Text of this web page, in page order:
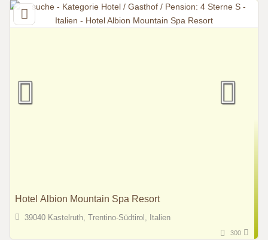
Hotel Albion Mountain Spa Resort
39040 Kastelruth, Trentino-Südtirol, Italien
300